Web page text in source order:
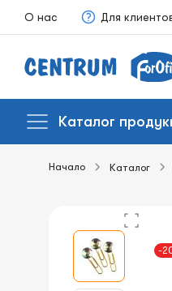
О нас Для
Каталог
Начало Каталог
-